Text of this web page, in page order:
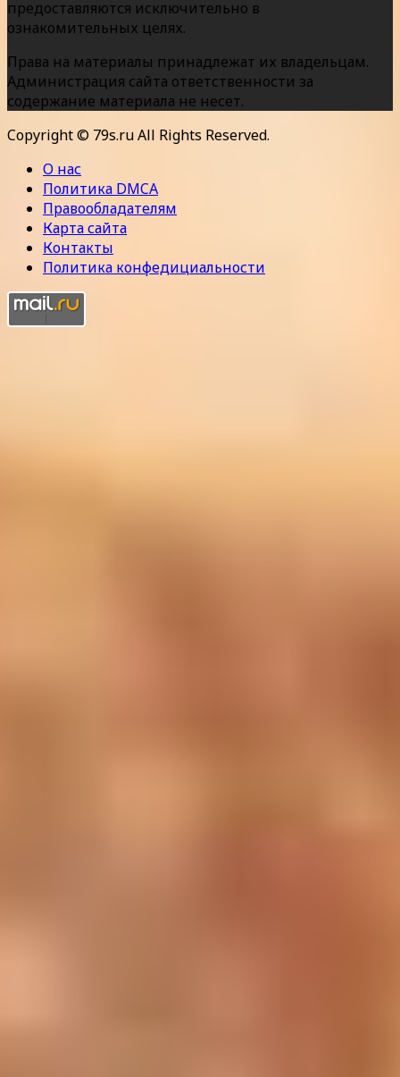
предоставляются исключительно в
ознакомительных целях.
Права на материалы принадлежат их владельцам.
Администрация сайта ответственности за
содержание материала не несет.
Copyright © 79s.ru All Rights Reserved.
О нас
Политика DMCA
Правообладателям
Карта сайта
Контакты
Политика конфедициальности